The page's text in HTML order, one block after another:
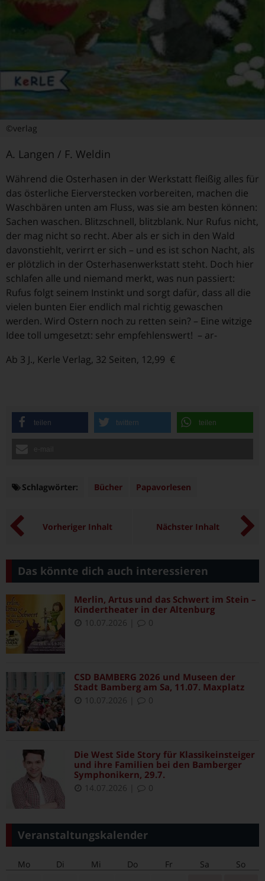
©verlag
A. Langen / F. Weldin
Während die Osterhasen in der Werkstatt fleißig alles für
das österliche Eierverstecken vorbereiten, machen die
Waschbären unten am Fluss, was sie am besten können:
Sachen waschen. Blitzschnell, blitzblank. Nur Rufus nicht,
der mag nicht so recht. Aber als er sich in den Wald
davonstiehlt, verirrt er sich – und es ist schon Nacht, als
er plötzlich in der Osterhasenwerkstatt steht. Doch hier
schlafen alle und niemand merkt, was nun passiert:
Rufus folgt seinem Instinkt und sorgt dafür, dass all die
vielen bunten Eier endlich mal richtig gewaschen
werden. Wird Ostern noch zu retten sein? – Eine witzige
Idee toll umgesetzt: sehr empfehlenswert! – ar-
Ab 3 J., Kerle Verlag, 32 Seiten, 12,99 €
teilen twittern teilen
Schlagwörter: Schlagwörter
Bücher Papavorlesen
Vorheriger Inhalt Nächster Inhalt
Das könnte dich auch interessieren
Merlin, Artus und das Schwert im Stein –
Kindertheater in der Altenburg
10.07.2026 0
CSD BAMBERG 2026 und Museen der
Stadt Bamberg am Sa, 11.07. Maxplatz
10.07.2026 0
Die West Side Story für Klassikeinsteiger
und ihre Familien bei den Bamberger
Symphonikern, 29.7.
14.07.2026 0
Veranstaltungskalender
Mo Di Mi Do Fr Sa
So